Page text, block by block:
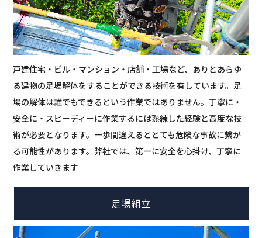
戸建住宅・ビル・マンション・店舗・工場など、ありとあらゆ
る建物の足場解体をすることができる技術を有しています。足
場の解体は誰でもできるという作業ではありません。丁寧に・
安全に・スピーディーに作業するには熟練した経験と高度な技
術が必要となります。一歩間違えるととても危険な事故に繋が
る可能性があります。弊社では、第一に安全を心掛け、丁寧に
作業していきます
足場組立